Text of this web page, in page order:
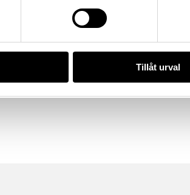
Tillåt urval
enligt licensen CC0.